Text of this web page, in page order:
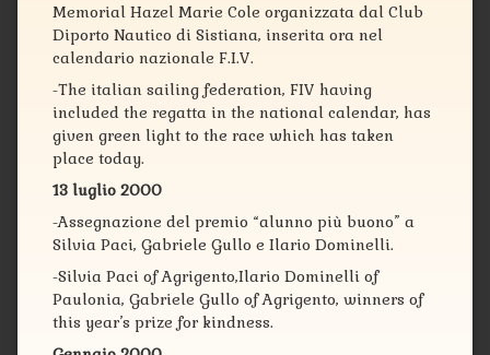
Memorial Hazel Marie Cole organizzata dal Club
Diporto Nautico di Sistiana, inserita ora nel
calendario nazionale F.I.V.
-The italian sailing federation, FIV having
included the regatta in the national calendar, has
given green light to the race which has taken
place today.
13 luglio 2000
-Assegnazione del premio “alunno più buono” a
Silvia Paci, Gabriele Gullo e Ilario Dominelli.
-Silvia Paci of Agrigento,Ilario Dominelli of
Paulonia, Gabriele Gullo of Agrigento, winners of
this year’s prize for kindness.